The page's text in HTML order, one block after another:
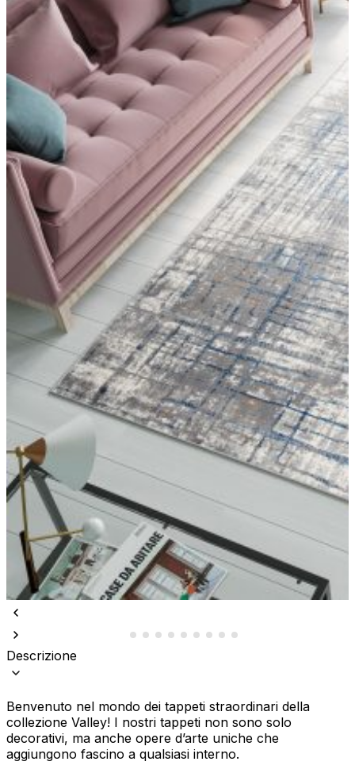
Descrizione
Benvenuto nel mondo dei tappeti straordinari della
collezione Valley! I nostri tappeti non sono solo
decorativi, ma anche opere d’arte uniche che
aggiungono fascino a qualsiasi interno.